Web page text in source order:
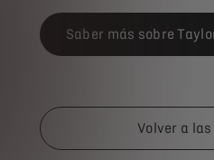
Saber más sobre
Volver a